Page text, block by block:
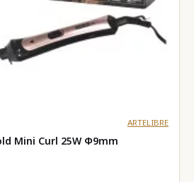
ARTELIBRE
Mini Curl 25W Φ9mm